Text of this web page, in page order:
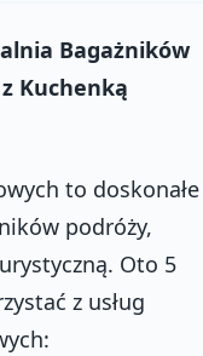
Bagażników
Kuchenką
to doskonałe
podróży,
Oto 5
z usług